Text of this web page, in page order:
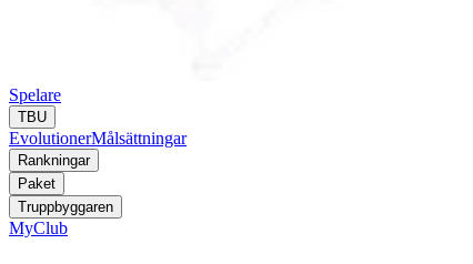
Spelare
TBU
EvolutionerMålsättningar
Rankningar
Paket
Truppbyggaren
MyClub